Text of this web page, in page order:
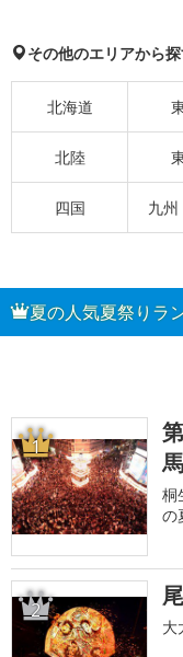
その他のエリアから
北海道
北陸
四国 九州
夏の人気夏祭りラ
1
桐
の
2
大